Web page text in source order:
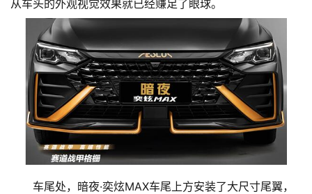
从车头的外观视觉效果就已经赚足了眼球。
车尾处，暗夜·奕炫MAX车尾上方安装了大尺寸尾翼，